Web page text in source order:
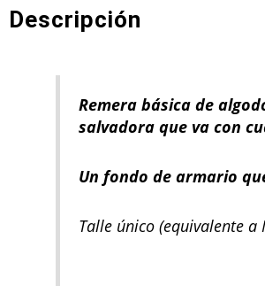
Descripción
Remera básica de
salvadora que va con
Un fondo de armario
Talle único (equivalente a